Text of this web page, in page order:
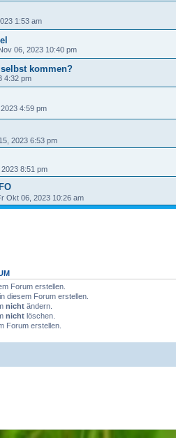
1:53 am
06, 2023 10:40 pm
kommen?
4:32 pm
4:59 pm
2023 6:53 pm
8:51 pm
Okt 06, 2023 10:26 am
Forum erstellen.
diesem Forum erstellen.
nicht ändern.
nicht löschen.
Forum erstellen.